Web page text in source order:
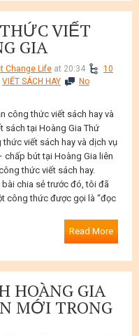
VIẾT
GIA
Change Life at 20:34
10
VIẾT SÁCH HAY
No
công thức viết sách hay và
sách tại Hoàng Gia Thứ
thức viết sách hay và dịch vụ
chấp bút tại Hoàng Gia liên
thức viết sách hay.
bài chia sẻ trước đó, tôi đã
công thức được gọi là “đọc
Read More
HOÀNG GIA
MỚI TRONG